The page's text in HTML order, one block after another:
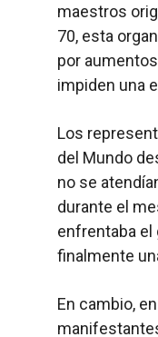
maestros
70, esta
por
impiden una
Los
del Mundo
no se
durante el
enfrentaba el
finalmente
En cambio,